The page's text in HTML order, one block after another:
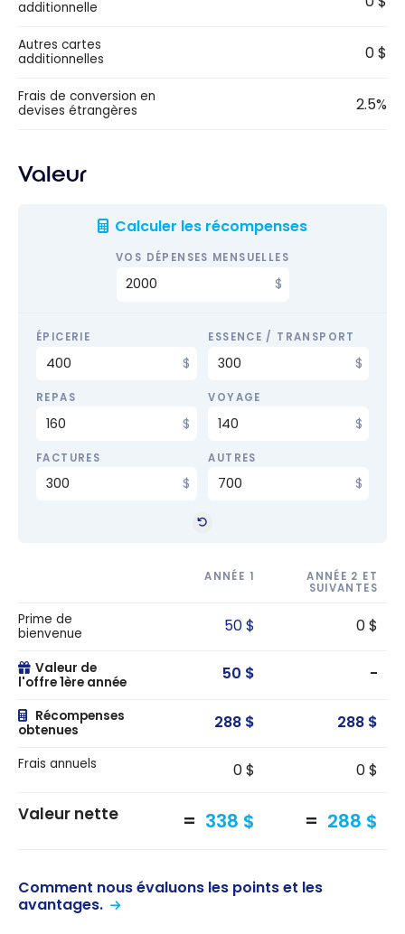
additionnelle
Autres cartes
additionnelles
0 $
Frais de conversion en
devises étrangères
2.5%
Valeur
Calculer les récompenses
VOS DÉPENSES MENSUELLES
ÉPICERIE ESSENCE / TRANSPORT
REPAS VOYAGE
FACTURES AUTRES
ANNÉE 1
ANNÉE 2 ET
SUIVANTES
Prime de
bienvenue
50 $ 0 $
Valeur de
l'offre 1ère année
50 $ -
Récompenses
obtenues
288 $ 288 $
Frais annuels 0 $ 0 $
Valeur nette 338 $ 288 $
Comment nous évaluons les points et les
avantages.